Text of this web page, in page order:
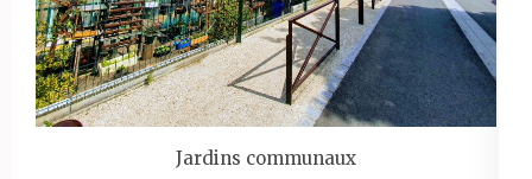
Jardins communaux